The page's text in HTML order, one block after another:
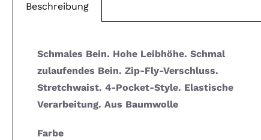
Beschreibung
Schmales Bein. Hohe Leibhöhe. Schmal
zulaufendes Bein. Zip-Fly-Verschluss.
Stretchwaist. 4-Pocket-Style. Elastische
Verarbeitung. Aus Baumwolle
Farbe